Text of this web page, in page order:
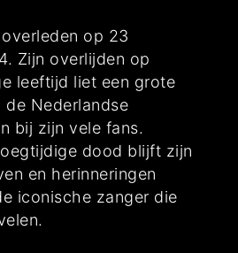
op 23
Zijn overlijden op
leeftijd liet een grote
Nederlandse
bij zijn vele fans.
dood blijft zijn
en herinneringen
iconische zanger die